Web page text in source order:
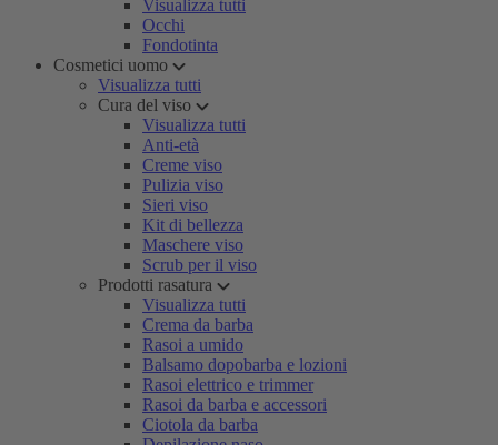
Visualizza tutti
Occhi
Fondotinta
Cosmetici uomo
Visualizza tutti
Cura del viso
Visualizza tutti
Anti-età
Creme viso
Pulizia viso
Sieri viso
Kit di bellezza
Maschere viso
Scrub per il viso
Prodotti rasatura
Visualizza tutti
Crema da barba
Rasoi a umido
Balsamo dopobarba e lozioni
Rasoi elettrico e trimmer
Rasoi da barba e accessori
Ciotola da barba